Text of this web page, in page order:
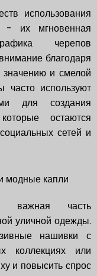
использования
их мгновенная
черепов
благодаря
значению и смелой
часто используют
для создания
остаются
сетей и
модные капли
важная часть
уличной одежды.
нашивки с
коллекциях или
и повысить спрос